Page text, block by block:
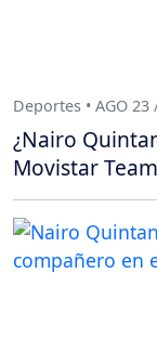
Deportes • AGO 23
¿Nairo
Movistar